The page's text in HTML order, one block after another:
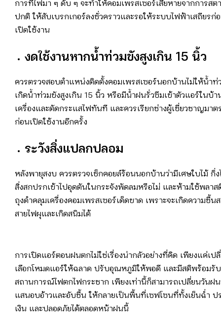
การที่ไฟมา ๆ ดับ ๆ จะทำให้คอมเพรสเซอร์เสียหายจากการสต
ปกติ ให้สับเบรกเกอร์ลงชั่วคราวและรอให้ระบบไฟฟ้าเสถียรก่
เปิดใช้งาน
งดใช้งานหากน้ำท่วมขังสูงเกิน 15 นิ้ว
ควรตรวจสอบตำแหน่งติดตั้งคอมเพรสเซอร์นอกบ้านไม่ให้น้ำท่
เกิดน้ำท่วมขังสูงเกิน 15 นิ้ว หรือมีน้ำฝนรั่วซึมเข้าตัวแอร์ในบ้า
เครื่องและตัดกระแสไฟทันที และควรเรียกช่างผู้เชี่ยวชาญมาต
ก่อนเปิดใช้งานอีกครั้ง
ระวังสิ่งแปลกปลอม
หลังพายุสงบ ควรตรวจเช็กคอยล์ร้อนนอกบ้านว่ามีเศษใบไม้ กิ่ง
สิ่งสกปรกเข้าไปอุดตันในกระจังพัดลมหรือไม่ และห้ามใช้พลาส
ถุงดำคลุมเครื่องคอมเพรสเซอร์เด็ดขาด เพราะจะเกิดความชื้น
สายไฟผุและเกิดสนิมได้
การเปิดแอร์ตอนฝนตกไม่ใช่เรื่องน่ากลัวอย่างที่คิด เพียงแค่เป
เลือกโหมดแอร์ให้ฉลาด ปรับอุณหภูมิให้พอดี และมีสติพร้อมรั
สถานการณ์ไฟตกไฟกระชาก เพียงเท่านี้ก็สามารถเปลี่ยนวันฝ
แสนอบอ้าวและอับชื้น ให้กลายเป็นพื้นที่เซฟโซนที่ทั้งเย็นฉ่ำ ป
เงิน และปลอดภัยได้ตลอดหน้าฝนนี้